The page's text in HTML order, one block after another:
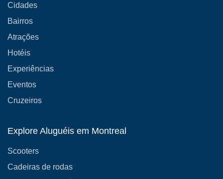
Cidades
Bairros
Atrações
Hotéis
Experiências
Eventos
Cruzeiros
Explore Aluguéis em Montreal
Scooters
Cadeiras de rodas